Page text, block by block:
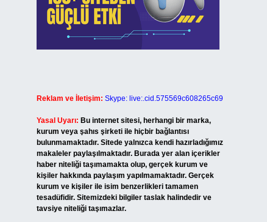
Reklam ve İletişim: Skype: live:.cid.575569c608265c69
Yasal Uyarı: Bu internet sitesi, herhangi bir marka,
kurum veya şahıs şirketi ile hiçbir bağlantısı
bulunmamaktadır. Sitede yalnızca kendi hazırladığımız
makaleler paylaşılmaktadır. Burada yer alan içerikler
haber niteliği taşımamakta olup, gerçek kurum ve
kişiler hakkında paylaşım yapılmamaktadır. Gerçek
kurum ve kişiler ile isim benzerlikleri tamamen
tesadüfidir. Sitemizdeki bilgiler taslak halindedir ve
tavsiye niteliği taşımazlar.